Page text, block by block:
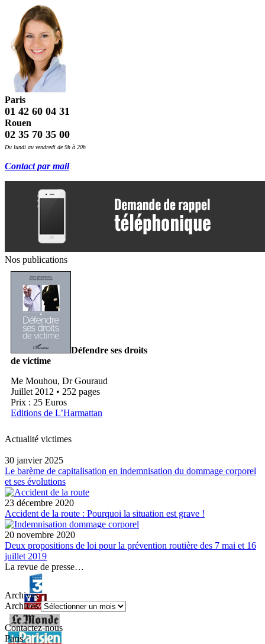
Paris
01 42 60 04 31
Rouen
02 35 70 35 00
Du lundi au vendredi de 9h à 20h
Contact par mail
Nos publications
Défendre ses droits
de victime
Me Mouhou, Dr Gouraud
Juillet 2012 • 252 pages
Prix : 25 Euros
Editions de L’Harmattan
Actualité victimes
30 janvier 2025
Le barème de capitalisation en indemnisation du dommage corporel
et ses évolutions
23 décembre 2020
Accident de la route : Pourquoi la situation est grave !
20 novembre 2020
Deux propositions de loi pour la prévention routière des 7 mai et 16
juillet 2019
La revue de presse…
Archives
Archives
Contactez-nous
Paris